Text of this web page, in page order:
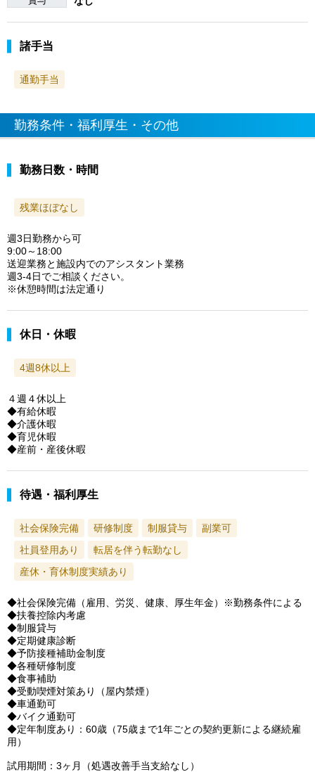
諸手当
通勤手当
勤務条件・福利厚生・その他
勤務日数・時間
残業ほぼなし
週3日勤務から可
9:00～18:00
送迎業務と施設内でのアシスタント業務
週3-4日でご相談ください。
※休憩時間は法定通り
休日・休暇
4週8休以上
４週４休以上
◆有給休暇
◆介護休暇
◆育児休暇
◆産前・産後休暇
待遇・福利厚生
社会保険完備 研修制度 制服貸与
副業可
社員登用あり
転居を伴う転勤なし
産休・育休制度実績あり
◆社会保険完備（雇用、労災、健康、厚生年金）※勤務条件による
◆扶養控除内考慮
◆制服貸与
◆定期健康診断
◆予防接種補助金制度
◆各種研修制度
◆食事補助
◆受動喫煙対策あり（屋内禁煙）
◆車通勤可
◆バイク通勤可
◆定年制度あり：60歳（75歳まで1年ごとの契約更新による継続雇
用）
試用期間：3ヶ月（処遇改善手当支給なし）